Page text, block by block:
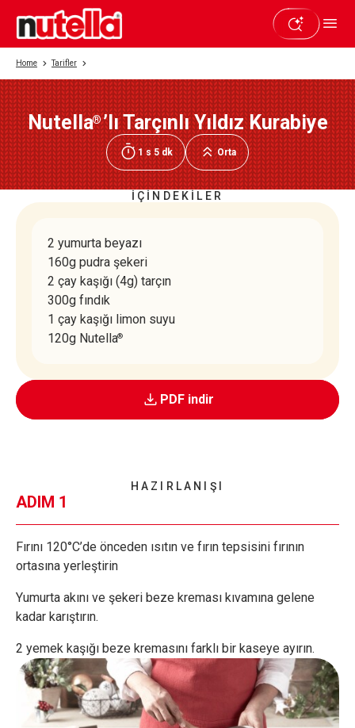
Home Tarifler
Nutella®’lı Tarçınlı Yıldız Kurabiye
1 s 5 dk Orta
Beğendiyseniz paylaşın
İÇİNDEKİLER
2 yumurta beyazı
160g pudra şekeri
2 çay kaşığı (4g) tarçın
300g fındık
1 çay kaşığı limon suyu
120g Nutella®
PDF indir
HAZIRLANIŞI
ADIM 1
Fırını 120°C’de önceden ısıtın ve fırın tepsisini fırının
ortasına yerleştirin
Yumurta akını ve şekeri beze kreması kıvamına gelene
kadar karıştırın.
2 yemek kaşığı beze kremasını farklı bir kaseye ayırın.